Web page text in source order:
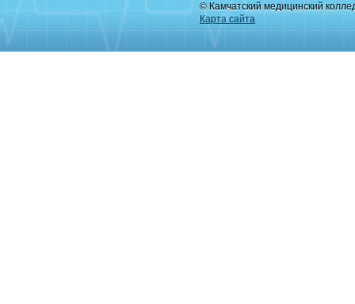
© Камчатский медицинский
Карта сайта